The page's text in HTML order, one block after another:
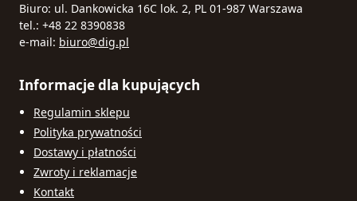
Biuro: ul. Dankowicka 16C lok. 2, PL 01-987 Warszawa
tel.: +48 22 8390838
e-mail: biuro@dig.pl
Informacje dla kupujących
Regulamin sklepu
Polityka prywatności
Dostawy i płatności
Zwroty i reklamacje
Kontakt